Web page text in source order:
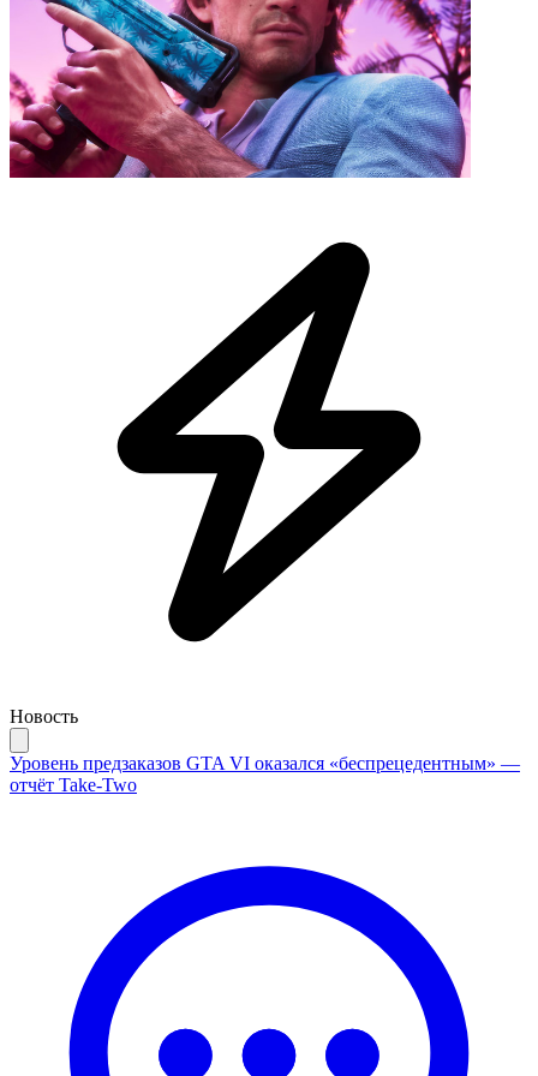
Новость
Уровень предзаказов GTA VI оказался «беспрецедентным» —
отчёт Take-Two